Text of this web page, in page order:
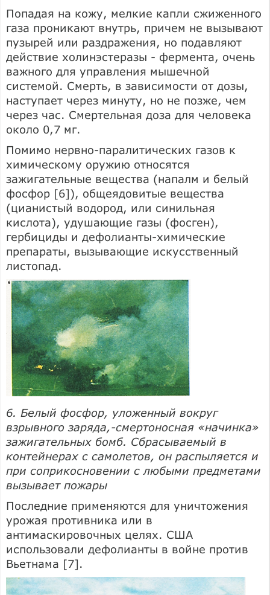
Попадая на кожу, мелкие капли сжиженного
газа проникают внутрь, причем не вызывают
пузырей или раздражения, но подавляют
действие холинэстеразы - фермента, очень
важного для управления мышечной
системой. Смерть, в зависимости от дозы,
наступает через минуту, но не позже, чем
через час. Смертельная доза для человека
около 0,7 мг.
Помимо нервно-паралитических газов к
химическому оружию относятся
зажигательные вещества (напалм и белый
фосфор [6]), общеядовитые вещества
(цианистый водород, или синильная
кислота), удушающие газы (фосген),
гербициды и дефолианты-химические
препараты, вызывающие искусственный
листопад.
6. Белый фосфор, уложенный вокруг
взрывного заряда,-смертоносная «начинка»
зажигательных бомб. Сбрасываемый в
контейнерах с самолетов, он распыляется и
при соприкосновении с любыми предметами
вызывает пожары
Последние применяются для уничтожения
урожая противника или в
антимаскировочных целях. США
использовали дефолианты в войне против
Вьетнама [7].